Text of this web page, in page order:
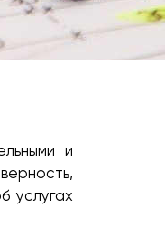
и
услугах